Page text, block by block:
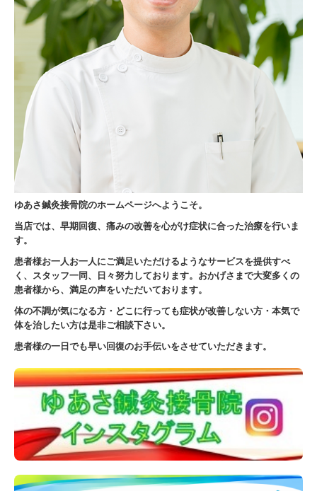
ゆあさ鍼灸接骨院のホームページへようこそ。
当店では、早期回復、痛みの改善を心がけ症状に合った治療を行いま
す。
患者様お一人お一人にご満足いただけるようなサービスを提供すべ
く、スタッフ一同、日々努力しております。おかげさまで大変多くの
患者様から、満足の声をいただいております。
体の不調が気になる方・どこに行っても症状が改善しない方・本気で
体を治したい方は是非ご相談下さい。
患者様の一日でも早い回復のお手伝いをさせていただきます。